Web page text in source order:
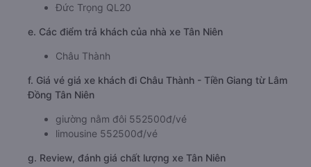
Đức Trọng QL20
e. Các điểm trả khách của nhà xe Tân Niên
Châu Thành
f. Giá vé giá xe khách đi Châu Thành - Tiền Giang từ Lâm
Đồng Tân Niên
giường nằm đôi 552500đ/vé
limousine 552500đ/vé
g. Review, đánh giá chất lượng xe Tân Niên